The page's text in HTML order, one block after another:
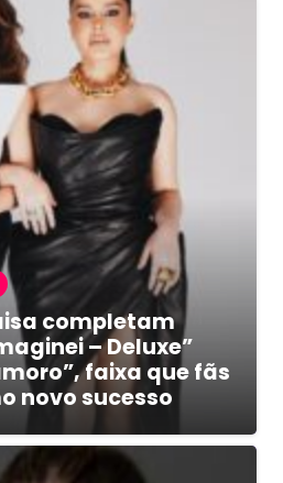
completam
– Deluxe”
faixa que fãs
novo sucesso